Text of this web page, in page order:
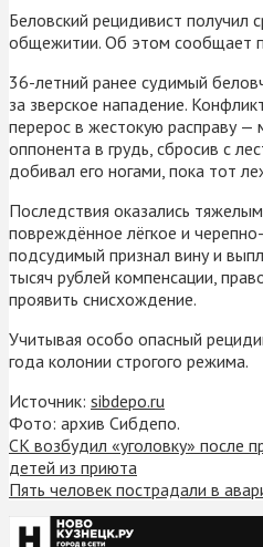
Беловский рецидивист получил
общежитии. Об этом сообщает
36-летний ранее судимый
за зверское нападение.
перерос в жестокую расправу —
оппонента в грудь, сбросив с
добивал его ногами, пока тот
Последствия оказались
повреждённое лёгкое и
подсудимый признал вину и
тысяч рублей компенсации,
проявить снисхождение.
Учитывая особо опасный
года колонии строгого режима.
Источник: sibdepo.ru
Фото: архив Сибдепо.
СК возбудил «уголовку» после
детей из приюта
Пять человек пострадали в